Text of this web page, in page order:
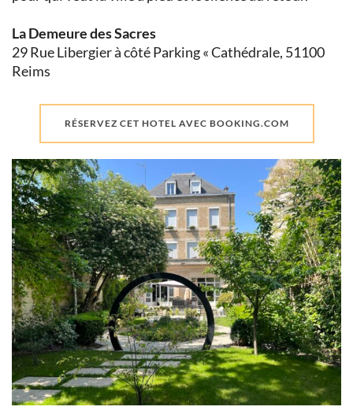
La Demeure des Sacres
29 Rue Libergier à côté Parking « Cathédrale, 51100
Reims
RÉSERVEZ CET HOTEL AVEC BOOKING.COM